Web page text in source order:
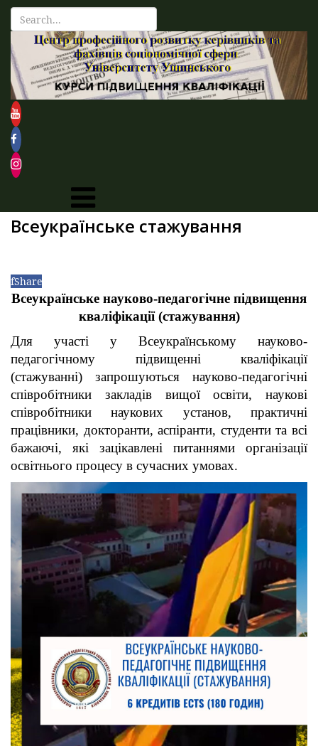
Всеукраїнське стажування
fShare
Всеукраїнське науково-педагогічне підвищення
кваліфікації(стажування)
Для участі у Всеукраїнському науково-
педагогічному підвищенні кваліфікації
(стажуванні) запрошуються науково-педагогічні
співробітники закладів вищої освіти, наукові
співробітники наукових установ, практичні
працівники, докторанти, аспіранти, студенти та всі
бажаючі, які зацікавлені питаннями організації
освітнього процесу в сучасних умовах.